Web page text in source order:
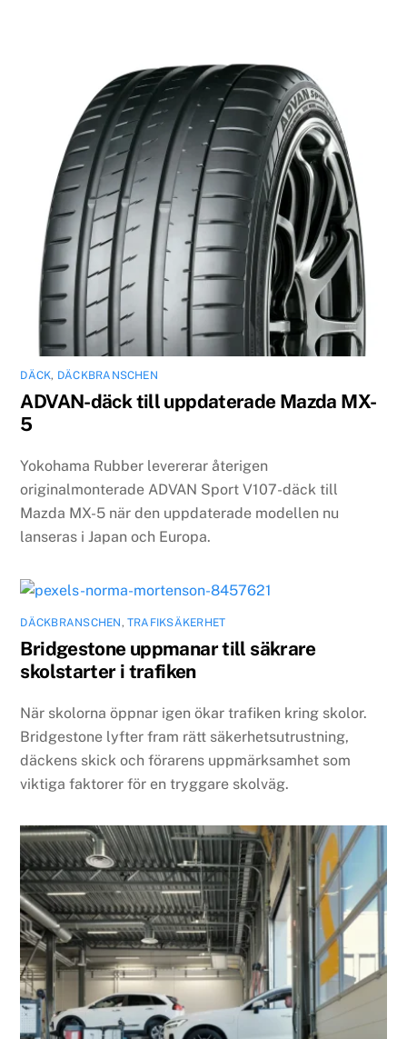
DÄCK, DÄCKBRANSCHEN
ADVAN-däck till uppdaterade Mazda MX-
5
Yokohama Rubber levererar återigen
originalmonterade ADVAN Sport V107-däck till
Mazda MX-5 när den uppdaterade modellen nu
lanseras i Japan och Europa.
DÄCKBRANSCHEN ,TRAFIKSÄKERHET
Bridgestone uppmanar till säkrare
skolstarter i trafiken
När skolorna öppnar igen ökar trafiken kring skolor.
Bridgestone lyfter fram rätt säkerhetsutrustning,
däckens skick och förarens uppmärksamhet som
viktiga faktorer för en tryggare skolväg.